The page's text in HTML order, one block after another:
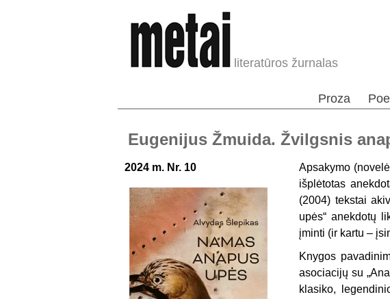
literatūros žurnalas
Proza
Eugenijus Žmuida. Žvilgsnis
2024 m. Nr. 10
Apsakymo
išplėtotas
(2004) tekstai
upės“ anekdotų
įminti (ir kartu –
Knygos
asociacijų su
klasiko,